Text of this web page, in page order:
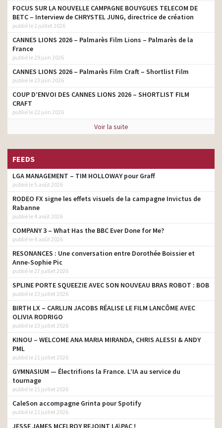
FOCUS SUR LA NOUVELLE CAMPAGNE BOUYGUES TELECOM DE
BETC – Interview de CHRYSTEL JUNG, directrice de création
publié le 2 juillet 2026
CANNES LIONS 2026 – Palmarès Film Lions – Palmarès de la
France
publié le 29 juin 2026
CANNES LIONS 2026 – Palmarès Film Craft – Shortlist Film
publié le 23 juin 2026
COUP D’ENVOI DES CANNES LIONS 2026 – SHORTLIST FILM
CRAFT
publié le 22 juin 2026
Voir la suite
FEEDS
LGA MANAGEMENT – TIM HOLLOWAY pour Graff
publié le 5 août 2026
RODEO FX signe les effets visuels de la campagne Invictus de
Rabanne
publié le 4 août 2026
COMPANY 3 – What Has the BBC Ever Done for Me?
publié le 4 août 2026
RESONANCES : Une conversation entre Dorothée Boissier et
Anne-Sophie Pic
publié le 27 juillet 2026
SPLINE PORTE SQUEEZIE AVEC SON NOUVEAU BRAS ROBOT : BOB
publié le 23 juillet 2026
BIRTH LX – CARLIJN JACOBS RÉALISE LE FILM LANCÔME AVEC
OLIVIA RODRIGO
publié le 23 juillet 2026
KINOU – WELCOME ANA MARIA MIRANDA, CHRIS ALESSI & ANDY
PML
publié le 21 juillet 2026
GYMNASIUM — Électrifions la France. L’IA au service du
tournage
publié le 21 juillet 2026
CaleSon accompagne Grinta pour Spotify
publié le 21 juillet 2026
JESSE JAMES MCELROY REJOINT LA\PAC !